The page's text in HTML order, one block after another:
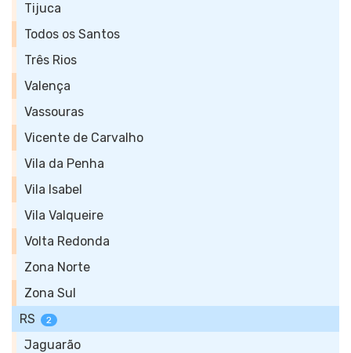
Tijuca
Todos os Santos
Três Rios
Valença
Vassouras
Vicente de Carvalho
Vila da Penha
Vila Isabel
Vila Valqueire
Volta Redonda
Zona Norte
Zona Sul
RS
2
Jaguarão